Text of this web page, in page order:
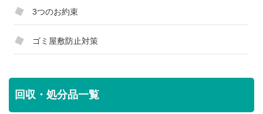
3つのお約束
ゴミ屋敷防止対策
回収・処分品一覧